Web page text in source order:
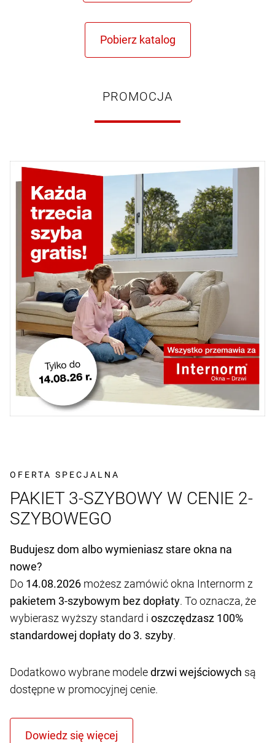
PROMOCJA
OFERTA SPECJALNA
PAKIET 3-SZYBOWY W CENIE 2-
SZYBOWEGO
Budujesz dom albo wymieniasz stare okna na
nowe?
Do 14.08.2026 możesz zamówić okna Internorm z
pakietem 3-szybowym bez dopłaty. To oznacza, że
wybierasz wyższy standard i oszczędzasz 100%
standardowej dopłaty do 3. szyby.
Dodatkowo wybrane modeledrzwi wejściowych są
dostępne w promocyjnej cenie.